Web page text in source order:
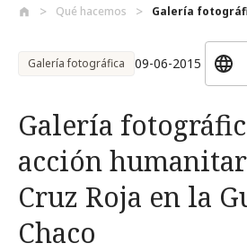
Qué hacemos Galería
Galería fotográfica 09-06-2015
Galería
acción
Cruz Roja en la
Chaco